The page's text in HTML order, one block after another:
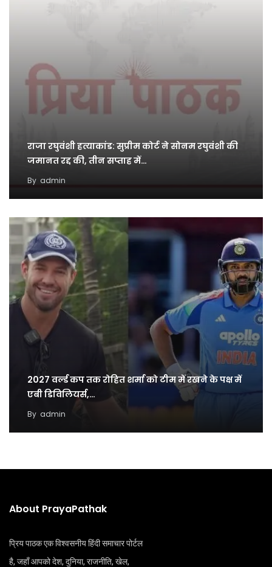
राजा रघुवंशी हत्याकांड: सुप्रीम कोर्ट ने सोनम रघुवंशी की
जमानत रद्द की, तीन सप्ताह में…
By admin
2027 वर्ल्ड कप तक रोहित शर्मा को टीम में रखने के पक्ष में
एबी डिविलियर्स,…
By admin
About PrayaPathak
प्रिय पाठक एक विश्वसनीय हिंदी समाचार पोर्टल
है, जहाँ आपको देश, दुनिया, राजनीति, खेल,